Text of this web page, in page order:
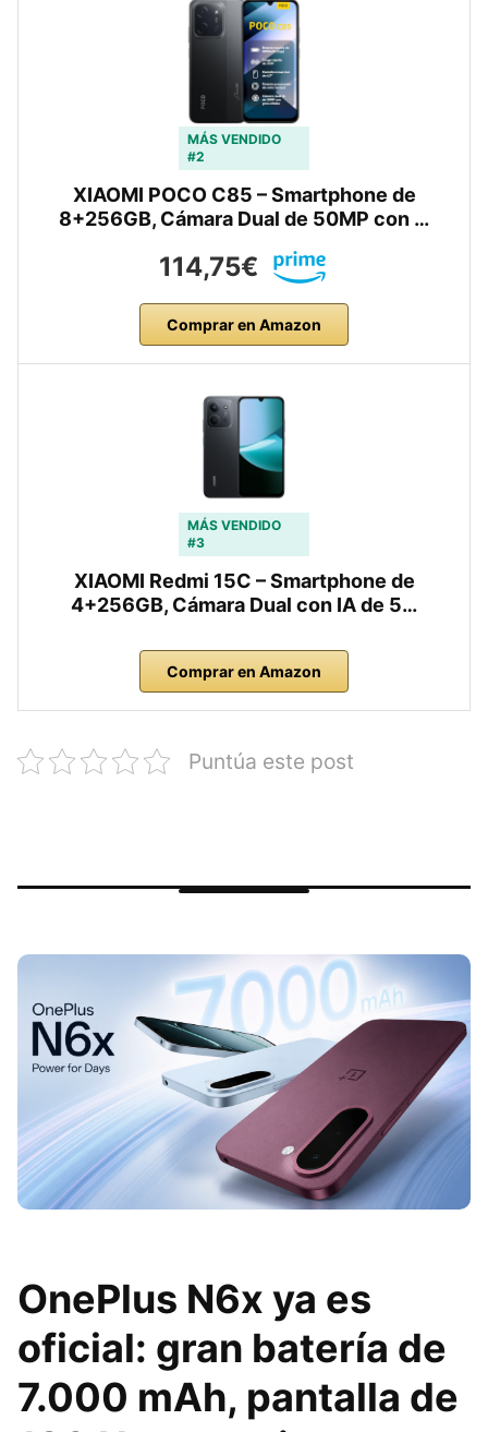
MÁS VENDIDO
#2
XIAOMI POCO C85 – Smartphone de
8+256GB, Cámara Dual de 50MP con …
114,75€
Comprar en Amazon
MÁS VENDIDO
#3
XIAOMI Redmi 15C – Smartphone de
4+256GB, Cámara Dual con IA de 5…
Comprar en Amazon
Puntúa este post
OnePlus N6x ya es
oficial: gran batería de
7.000 mAh, pantalla de